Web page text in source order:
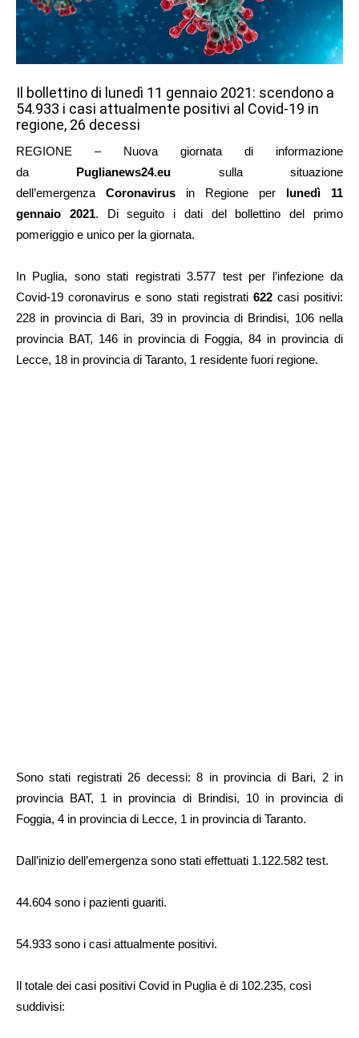
Il bollettino di lunedì 11 gennaio 2021: scendono a
54.933 i casi attualmente positivi al Covid-19 in
regione, 26 decessi
REGIONE – Nuova giornata di informazione
da Puglianews24.eu sulla situazione
dell’emergenza Coronavirus in Regione per lunedì 11
gennaio 2021. Di seguito i dati del bollettino del primo
pomeriggio e unico per la giornata.
In Puglia, sono stati registrati 3.577 test per l’infezione da
Covid-19 coronavirus e sono stati registrati 622 casi positivi:
228 in provincia di Bari, 39 in provincia di Brindisi, 106 nella
provincia BAT, 146 in provincia di Foggia, 84 in provincia di
Lecce, 18 in provincia di Taranto, 1 residente fuori regione.
Sono stati registrati 26 decessi: 8 in provincia di Bari, 2 in
provincia BAT, 1 in provincia di Brindisi, 10 in provincia di
Foggia, 4 in provincia di Lecce, 1 in provincia di Taranto.
Dall’inizio dell’emergenza sono stati effettuati 1.122.582 test.
44.604 sono i pazienti guariti.
54.933 sono i casi attualmente positivi.
Il totale dei casi positivi Covid in Puglia è di 102.235, così
suddivisi: